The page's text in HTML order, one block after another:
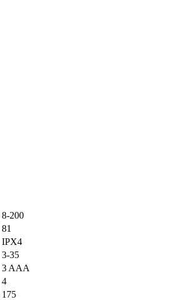
8-200
81
IPX4
3-35
3 AAA
4
175